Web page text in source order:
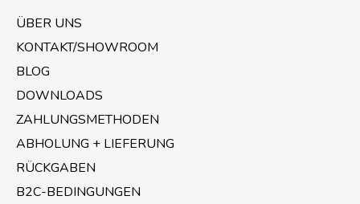
ÜBER UNS
KONTAKT/SHOWROOM
BLOG
DOWNLOADS
ZAHLUNGSMETHODEN
ABHOLUNG + LIEFERUNG
RÜCKGABEN
B2C-BEDINGUNGEN